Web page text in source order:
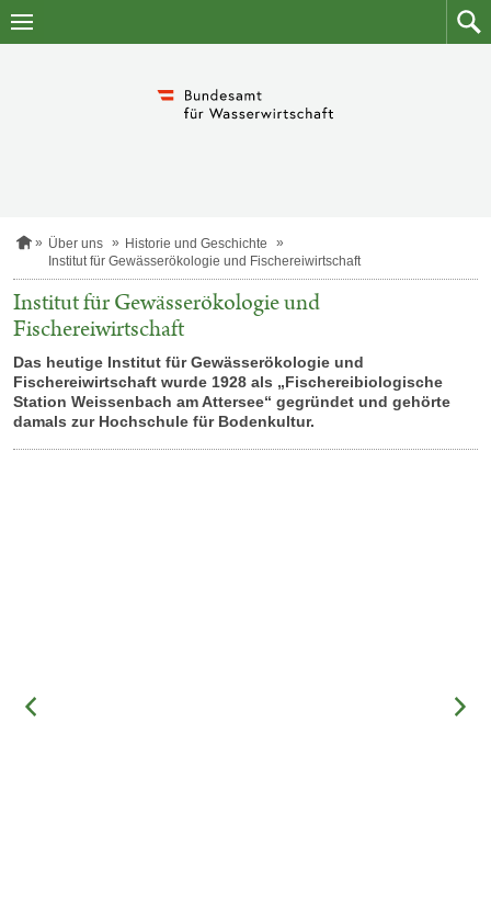
Zum
Zum
S
a
r
t
s
i
e
Über uns
Historie und Geschichte
Institut für Gewässerökologie und Fischereiwirtschaft
Institut für Gewässerökologie und
Fischereiwirtschaft
Das heutige Institut für Gewässerökologie und
Fischereiwirtschaft wurde 1928 als „Fischereibiologische
Station Weissenbach am Attersee“ gegründet und gehörte
damals zur Hochschule für Bodenkultur.